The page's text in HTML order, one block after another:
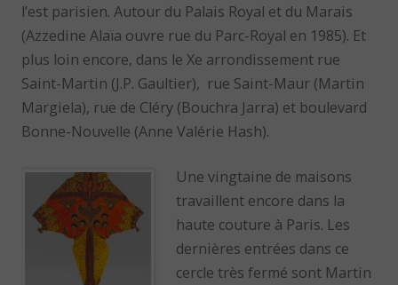
l’est parisien. Autour du Palais Royal et du Marais
(Azzedine Alaïa ouvre rue du Parc-Royal en 1985). Et
plus loin encore, dans le Xe arrondissement rue
Saint-Martin (J.P. Gaultier), rue Saint-Maur (Martin
Margiela), rue de Cléry (Bouchra Jarra) et boulevard
Bonne-Nouvelle (Anne Valérie Hash).
Une vingtaine de maisons
travaillent encore dans la
haute couture à Paris. Les
dernières entrées dans ce
cercle très fermé sont Martin